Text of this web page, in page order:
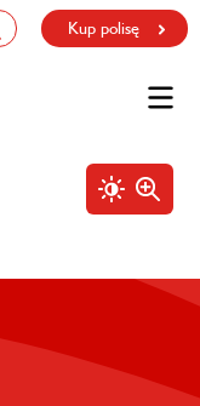
Kup polisę